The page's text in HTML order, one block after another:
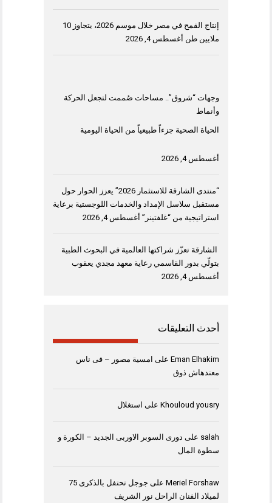
إنتاج القمح في مصر خلال موسم 2026، يتجاوز 10
ملايين طن أغسطس 4, 2026
وجهات “شروق”.. مساحات صُممت لتجعل الحركة
وأنماط
الحياة الصحية جزءاً طبيعياً من الحياة اليومية
أغسطس 4, 2026
“منتدى الشارقة للاستثمار 2026” يعزز الحوار حول
مستقبل سلاسل الإمداد والخدمات اللوجستية برعاية
استراتيجية من “غلفتينر” أغسطس 4, 2026
الشارقة تعزّز شراكتها العالمية في البحوث الطبية
بتولّي بدور القاسمي رعاية معهد مجدي يعقوب
أغسطس 4, 2026
أحدث التعليقات
Eman Elhakim على امسية مصور – فى ناس
معندهاش ذوق
Khouloud yousry على استغلال
salah على دورى السوبر الاوربى الجديد – الكورة و
سطوة المال
Meriel Forshaw على
جوجل تحتفل بالذكرى 75
لميلاد الفنان الراحل نور الشريف